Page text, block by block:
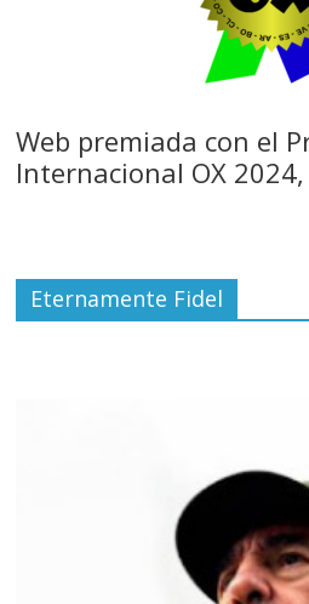
Web premiada con el
Internacional OX
Eternamente Fidel